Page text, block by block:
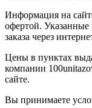
Информация на
офертой.
заказа через
Цены в пунктах
компании
сайте.
Вы принимаете